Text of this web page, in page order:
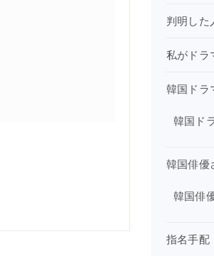
判明した
私がドラ
韓国ドラ
韓国ド
韓国俳優
韓国俳
指名手配